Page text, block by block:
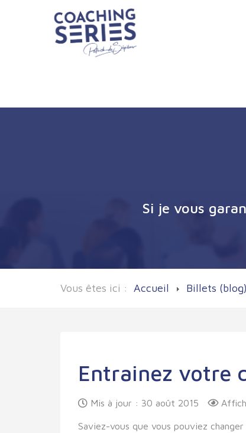
Si je vous
Vous êtes ici : Accueil Billets (blog)
Entrainez votre
Mis à jour : 30 août 2015
Saviez-vous que vous pouviez